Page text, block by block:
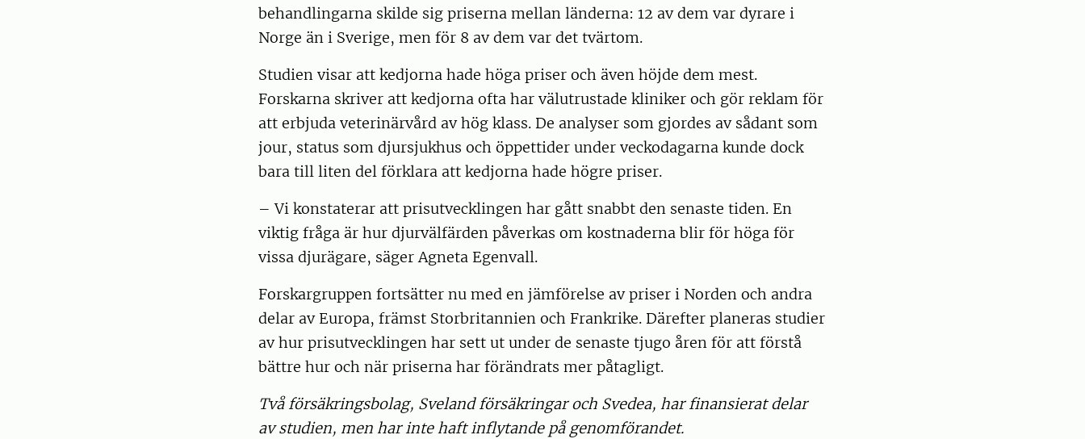
behandlingarna skilde sig priserna mellan länderna: 12 av dem var dyrare i
Norge än i Sverige, men för 8 av dem var det tvärtom.
Studien visar att kedjorna hade höga priser och även höjde dem mest.
Forskarna skriver att kedjorna ofta har välutrustade kliniker och gör reklam för
att erbjuda veterinärvård av hög klass. De analyser som gjordes av sådant som
jour, status som djursjukhus och öppettider under veckodagarna kunde dock
bara till liten del förklara att kedjorna hade högre priser.
– Vi konstaterar att prisutvecklingen har gått snabbt den senaste tiden. En
viktig fråga är hur djurvälfärden påverkas om kostnaderna blir för höga för
vissa djurägare, säger Agneta Egenvall.
Forskargruppen fortsätter nu med en jämförelse av priser i Norden och andra
delar av Europa, främst Storbritannien och Frankrike. Därefter planeras studier
av hur prisutvecklingen har sett ut under de senaste tjugo åren för att förstå
bättre hur och när priserna har förändrats mer påtagligt.
Två försäkringsbolag, Sveland försäkringar och Svedea, har finansierat delar
av studien, men har inte haft inflytande på genomförandet.